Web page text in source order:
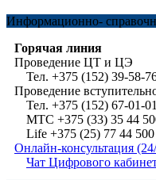
Информационно-
Горячая линия
Проведение ЦТ и ЦЭ
Тел. +375 (152) 39-58-
Проведение
Тел. +375 (152) 67-01-
МТС +375 (33) 35 44
Life +375 (25) 77 44 500
Онлайн-консультация
Чат Цифрового